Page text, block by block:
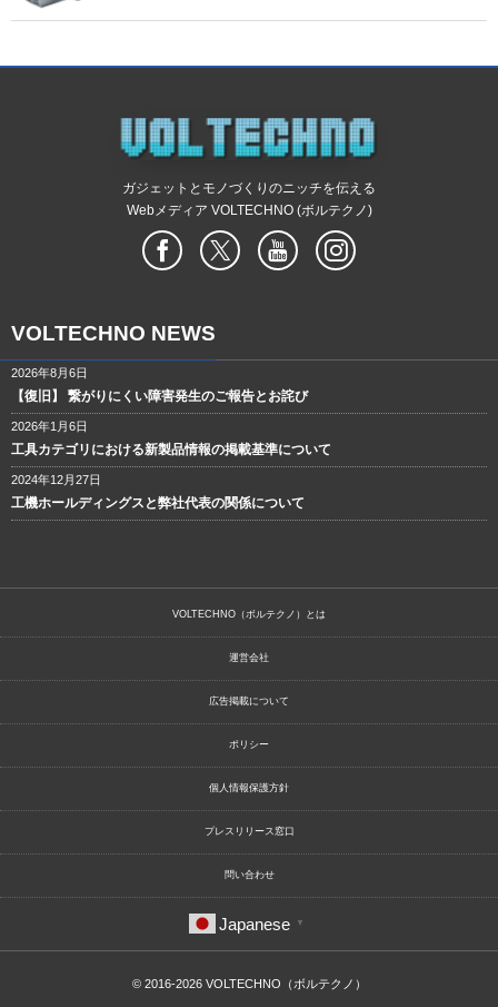
ガジェットとモノづくりのニッチを伝える
Webメディア VOLTECHNO (ボルテクノ)
VOLTECHNO NEWS
2026年8月6日
【復旧】 繋がりにくい障害発生のご報告とお詫び
2026年1月6日
工具カテゴリにおける新製品情報の掲載基準について
2024年12月27日
工機ホールディングスと弊社代表の関係について
VOLTECHNO（ボルテクノ）とは
運営会社
広告掲載について
ポリシー
個人情報保護方針
プレスリリース窓口
問い合わせ
Japanese ▼
© 2016-2026 VOLTECHNO（ボルテクノ）